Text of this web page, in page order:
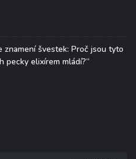
znamení švestek: Proč jsou tyto
pecky elixírem mládí?“